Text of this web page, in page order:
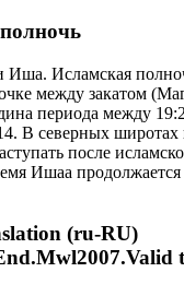
Иша. Исламская
между закатом
периода между
В северных
после
Ишаа
(ru-RU)